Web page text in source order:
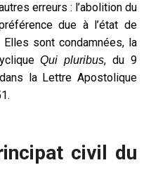
erreurs : l’abolition du
due à l’état de
sont condamnées, la
Qui pluribus, du 9
la Lettre Apostolique
civil du